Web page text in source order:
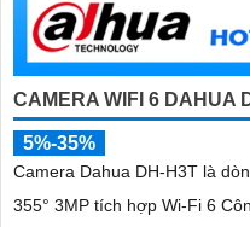
CAMERA WIFI 6 DAHUA
5%-35%
Camera Dahua DH-H3T là
355° 3MP tích hợp Wi-Fi 6